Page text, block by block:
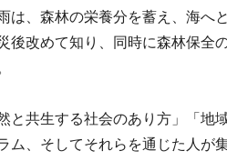
は、森林の栄養分を蓄え、海へ
後改めて知り、同時に森林保全
と共生する社会のあり方」「地
ム、そしてそれらを通じた人が